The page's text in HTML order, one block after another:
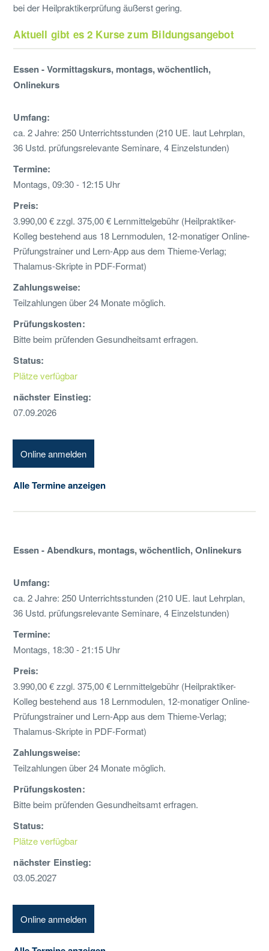
bei der Heilpraktikerprüfung äußerst gering.
Aktuell gibt es 2 Kurse zum Bildungsangebot
Essen - Vormittagskurs, montags, wöchentlich,
Onlinekurs
Umfang:
ca. 2 Jahre: 250 Unterrichtsstunden (210 UE. laut Lehrplan,
36 Ustd. prüfungsrelevante Seminare, 4 Einzelstunden)
Termine:
Montags, 09:30 - 12:15 Uhr
Preis:
3.990,00 € zzgl. 375,00 € Lernmittelgebühr (Heilpraktiker-
Kolleg bestehend aus 18 Lernmodulen, 12-monatiger Online-
Prüfungstrainer und Lern-App aus dem Thieme-Verlag;
Thalamus-Skripte in PDF-Format)
Zahlungsweise:
Teilzahlungen über 24 Monate möglich.
Prüfungskosten:
Bitte beim prüfenden Gesundheitsamt erfragen.
Status:
Plätze verfügbar
nächster Einstieg:
07.09.2026
Online anmelden
Alle Termine anzeigen
Essen - Abendkurs, montags, wöchentlich, Onlinekurs
Umfang:
ca. 2 Jahre: 250 Unterrichtsstunden (210 UE. laut Lehrplan,
36 Ustd. prüfungsrelevante Seminare, 4 Einzelstunden)
Termine:
Montags, 18:30 - 21:15 Uhr
Preis:
3.990,00 € zzgl. 375,00 € Lernmittelgebühr (Heilpraktiker-
Kolleg bestehend aus 18 Lernmodulen, 12-monatiger Online-
Prüfungstrainer und Lern-App aus dem Thieme-Verlag;
Thalamus-Skripte in PDF-Format)
Zahlungsweise:
Teilzahlungen über 24 Monate möglich.
Prüfungskosten:
Bitte beim prüfenden Gesundheitsamt erfragen.
Status:
Plätze verfügbar
nächster Einstieg:
03.05.2027
Online anmelden